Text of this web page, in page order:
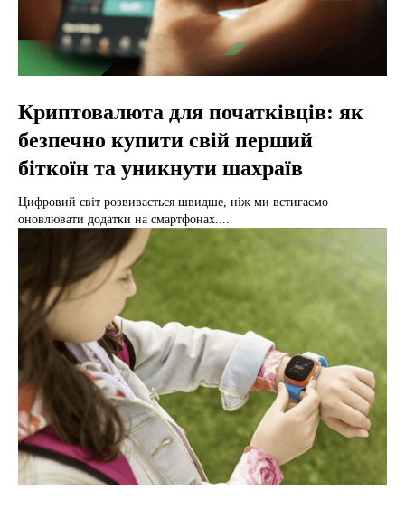
Криптовалюта для початківців: як
безпечно купити свій перший
біткоїн та уникнути шахраїв
Цифровий світ розвивається швидше, ніж ми встигаємо
оновлювати додатки на смартфонах....